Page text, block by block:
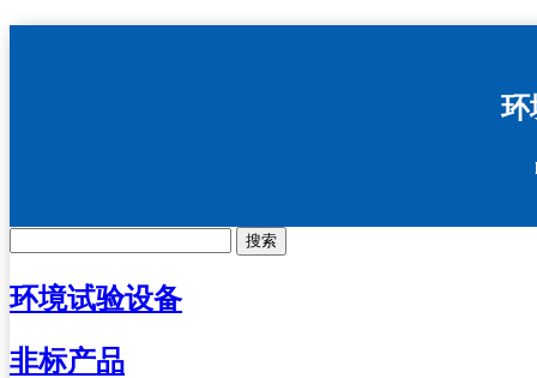
环
搜索
环境试验设备
非标产品